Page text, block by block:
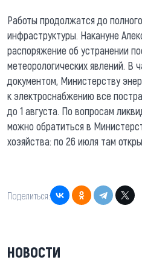
Работы продолжатся до
инфраструктуры. Накануне
распоряжение об устранении
метеорологических явлений. В
документом, Министерству
к электроснабжению все
до 1 августа. По вопросам
можно обратиться в
хозяйства: по 26 июля там
Поделиться:
НОВОСТИ